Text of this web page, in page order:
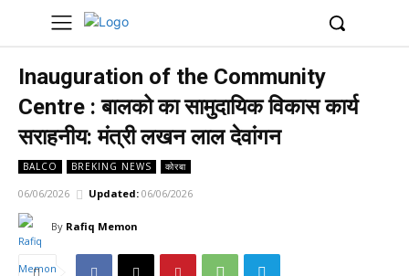
Inauguration of the Community
Centre : बालको का सामुदायिक विकास कार्य
सराहनीय: मंत्री लखन लाल देवांगन
BALCO BREKING NEWS कोरबा
06/06/2026 Updated: 06/06/2026
By Rafiq Memon